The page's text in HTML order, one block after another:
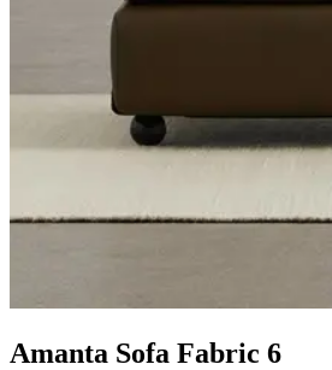
Amanta Sofa Fabric 6